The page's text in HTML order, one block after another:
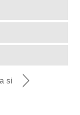
si